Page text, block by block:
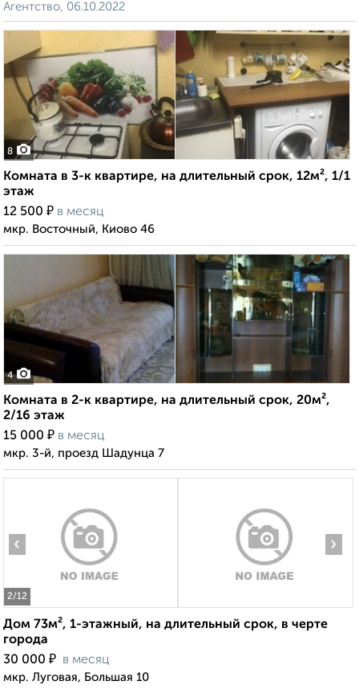
Агентство, 06.10.2022
8
Комната в 3-к квартире, на длительный срок, 12м², 1/1
этаж
12 500 ₽ в месяц
мкр. Восточный, Киово 46
4
Комната в 2-к квартире, на длительный срок, 20м²,
2/16 этаж
15 000 ₽ в месяц
мкр. 3-й, проезд Шадунца 7
2/12
‹ ›
Дом 73м², 1-этажный, на длительный срок, в черте
города
30 000 ₽ в месяц
мкр. Луговая, Большая 10